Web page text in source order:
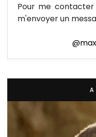
Pour me
m'envoyer un
A